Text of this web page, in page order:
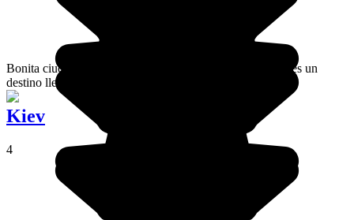
Bonita ciudad balneario de unos 70.000 habitantes, Yalta es un
destino lleno de encanto en la península de Crimea.
Kiev
4